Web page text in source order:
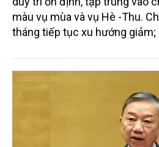
màu vụ mùa và vụ Hè -Thu.
tháng tiếp tục xu hướng
trưởng khá. Diện tích rừng
thủy sản đều tăng nhẹ.